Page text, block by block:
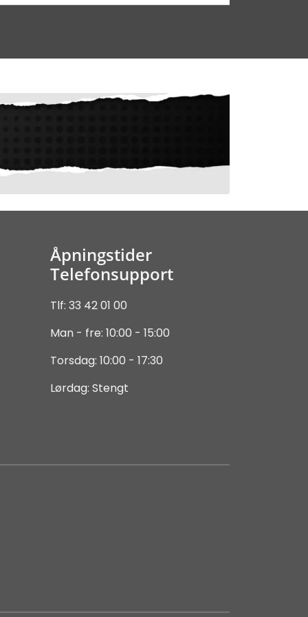
Åpningstider
Telefonsupport
Tlf: 33 42 01 00
Man - fre: 10:00 - 15:00
Torsdag: 10:00 - 17:30
Lørdag: Stengt